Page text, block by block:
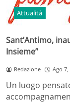
Attualità
Sant’Antimo,
Insieme”
Redazione Ago 7,
Un luogo